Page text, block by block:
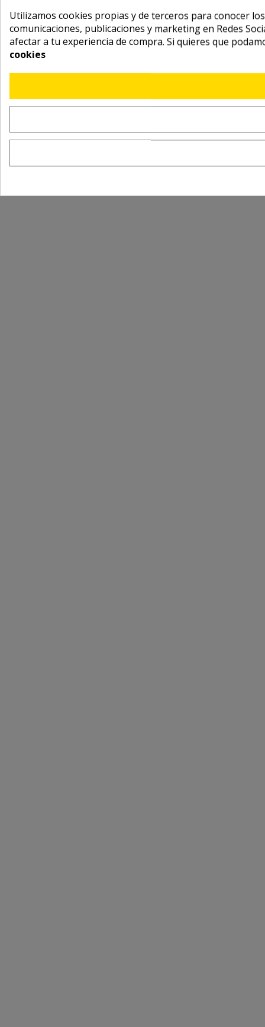
Utilizamos cookies propias y de terceros para conocer
comunicaciones, publicaciones y marketing en Redes
afectar a tu experiencia de compra. Si quieres que
cookies